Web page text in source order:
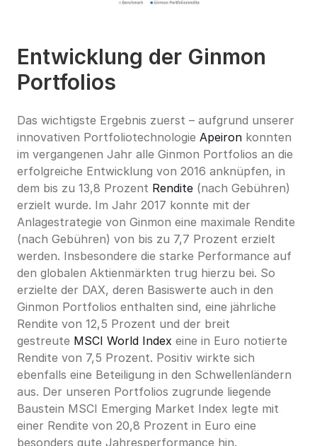
Entwicklung der Ginmon
Portfolios
Das wichtigste Ergebnis zuerst – aufgrund unserer
innovativen Portfoliotechnologie Apeiron konnten
im vergangenen Jahr alle Ginmon Portfolios an die
erfolgreiche Entwicklung von 2016 anknüpfen, in
dem bis zu 13,8 Prozent Rendite (nach Gebühren)
erzielt wurde. Im Jahr 2017 konnte mit der
Anlagestrategie von Ginmon eine maximale Rendite
(nach Gebühren) von bis zu 7,7 Prozent erzielt
werden. Insbesondere die starke Performance auf
den globalen Aktienmärkten trug hierzu bei. So
erzielte der DAX, deren Basiswerte auch in den
Ginmon Portfolios enthalten sind, eine jährliche
Rendite von 12,5 Prozent und der breit
gestreute MSCI World Index eine in Euro notierte
Rendite von 7,5 Prozent. Positiv wirkte sich
ebenfalls eine Beteiligung in den Schwellenländern
aus. Der unseren Portfolios zugrunde liegende
Baustein MSCI Emerging Market Index legte mit
einer Rendite von 20,8 Prozent in Euro eine
besonders gute Jahresperformance hin.